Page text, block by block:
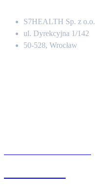
S7HEALTH Sp. z o.o.
ul. Dyrekcyjna 1/142
50-528, Wrocław